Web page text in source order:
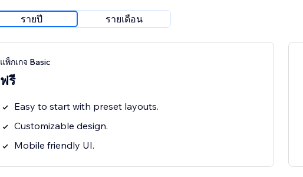
รายปี รายเดือน
แพ็กเกจ Basic
ฟรี
Easy to start with preset layouts.
Customizable design.
Mobile friendly UI.